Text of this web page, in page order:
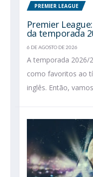
PREMIER LEAGUE
Premier
da temporada
6 DE AGOSTO DE 2026
A temporada 2026/
como favoritos ao
inglês. Então,